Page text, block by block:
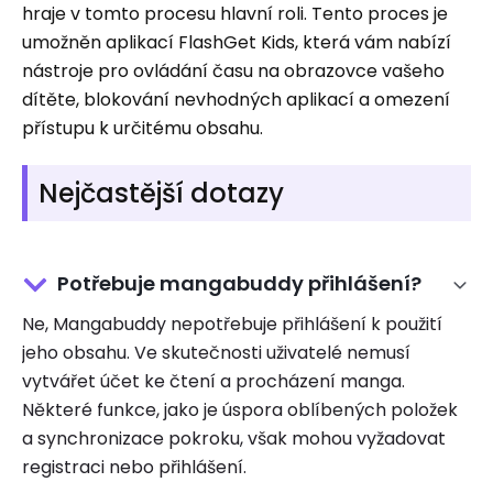
hraje v tomto procesu hlavní roli. Tento proces je
umožněn aplikací FlashGet Kids, která vám nabízí
nástroje pro ovládání času na obrazovce vašeho
dítěte, blokování nevhodných aplikací a omezení
přístupu k určitému obsahu.
Nejčastější dotazy
Potřebuje mangabuddy přihlášení?
Ne, Mangabuddy nepotřebuje přihlášení k použití
jeho obsahu. Ve skutečnosti uživatelé nemusí
vytvářet účet ke čtení a procházení manga.
Některé funkce, jako je úspora oblíbených položek
a synchronizace pokroku, však mohou vyžadovat
registraci nebo přihlášení.